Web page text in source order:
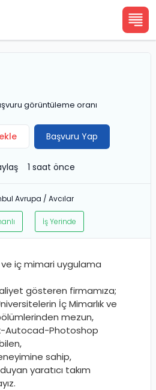
görüntüleme oranı
Başvuru Yap
1 saat önce
Avrupa / Avcılar
İş Yerinde
ve iç mimari uygulama
gösteren firmamıza;
İç Mimarlık ve
mezun,
Autocad-Photoshop
sahip,
yaratıcı takım